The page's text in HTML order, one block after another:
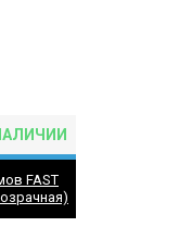
FAST